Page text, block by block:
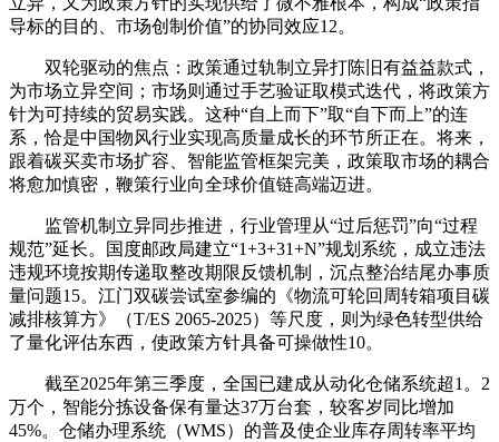
导标的目的、市场创制价值”的协同效应12。
双轮驱动的焦点：政策通过轨制立异打陈旧有益益款式，
为市场立异空间；市场则通过手艺验证取模式迭代，将政策方
针为可持续的贸易实践。这种“自上而下”取“自下而上”的连
系，恰是中国物风行业实现高质量成长的环节所正在。将来，
跟着碳买卖市场扩容、智能监管框架完美，政策取市场的耦合
将愈加慎密，鞭策行业向全球价值链高端迈进。
监管机制立异同步推进，行业管理从“过后惩罚”向“过程
规范”延长。国度邮政局建立“1+3+31+N”规划系统，成立违法
违规环境按期传递取整改期限反馈机制，沉点整治结尾办事质
量问题15。江门双碳尝试室参编的《物流可轮回周转箱项目碳
减排核算方》（T/ES 2065-2025）等尺度，则为绿色转型供给
了量化评估东西，使政策方针具备可操做性10。
截至2025年第三季度，全国已建成从动化仓储系统超1。2
万个，智能分拣设备保有量达37万台套，较客岁同比增加
45%。仓储办理系统（WMS）的普及使企业库存周转率平均